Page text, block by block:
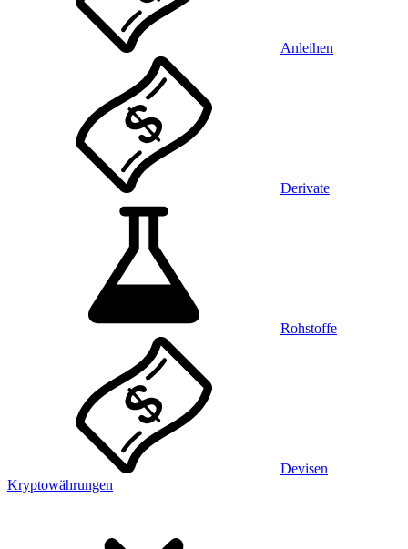
Anleihen
Derivate
Rohstoffe
Devisen
Kryptowährungen